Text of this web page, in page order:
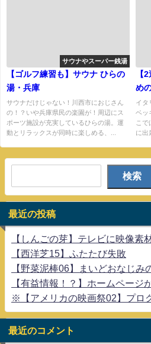
サウナやスーパー銭湯
【ゴルフ練習も】サウナ ひらの
湯・兵庫
サウナだけじゃない！川西市におじさん
の！？いや兵庫県民の楽園が！周辺にス
ポーツ施設が充実しているひらの湯。運
動とリラックスが同時に楽しめる、...
【
め
イタ
ベッ
こ
に出
検索
最近の投稿
【しんごの芽】テレビに映像素
【西洋芝15】ふたたび失敗
【野菜泥棒06】まいどおなじみ
【有益情報！？】ホームページ
※【アメリカの映画祭02】プロ
最近のコメント